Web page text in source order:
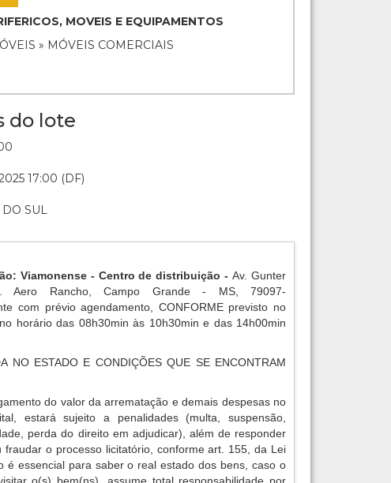
MOVEIS E EQUIPAMENTOS
» MÓVEIS COMERCIAIS
do lote
17:00 (DF)
DO SUL
Viamonense - Centro de distribuição -Av. Gunter
Aero Rancho, Campo Grande - MS, 79097-
com prévio agendamento, CONFORME previsto no
horário das 08h30min às 10h30min e das 14h00min
NO ESTADO E CONDIÇÕES QUE SE ENCONTRAM
do valor da arrematação e demais despesas no
estará sujeito a penalidades (multa, suspensão,
perda do direito em adjudicar), além de responder
fraudar o processo licitatório, conforme art. 155, da Lei
é essencial para saber o real estado dos bens, caso o